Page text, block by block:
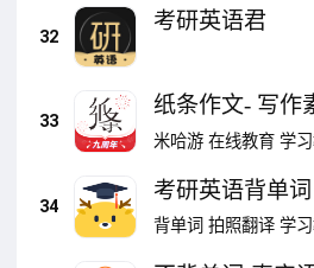
32
考研英语君
33
纸条作文- 写作
·AI批改
米哈游 在线教育 学
34
考研英语背单词
背单词 拍照翻译 学